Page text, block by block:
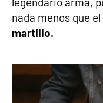
nada menos que el
martillo.